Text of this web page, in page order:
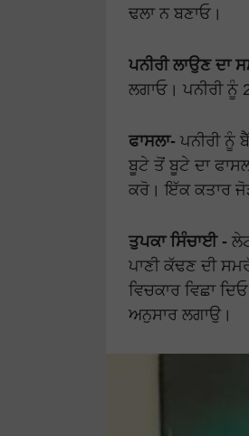
ਢਲਾ ਨ ਬਣਾਓ।
ਪਨੀਰੀ ਲਾਉਣ ਦਾ
ਲਗਾਓ। ਪਨੀਰੀ ਨੂੰ
ਫਾਸਲਾ- ਪਨੀਰੀ ਨੂੰ
ਬੂਟੇ ਤੋਂ ਬੂਟੇ ਦਾ
ਕਰੋ। ਇੱਕ ਕਤਾਰ
ਤੁਪਕਾ ਸਿੰਚਾਈ -
ਪਾਣੀ ਕੱਢਣ ਦੀ
ਵਿਚਕਾਰ ਵਿਛਾ
ਅਨੁਸਾਰ ਲਗਾਉ।